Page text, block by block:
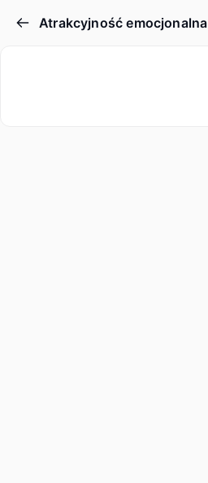
Atrakcyjność emocjonalna